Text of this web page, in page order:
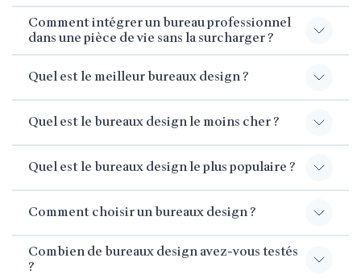
Comment intégrer un bureau professionnel
dans une pièce de vie sans la surcharger ?
Quel est le meilleur bureaux design ?
Quel est le bureaux design le moins cher ?
Quel est le bureaux design le plus populaire ?
Comment choisir un bureaux design ?
Combien de bureaux design avez-vous testés
?